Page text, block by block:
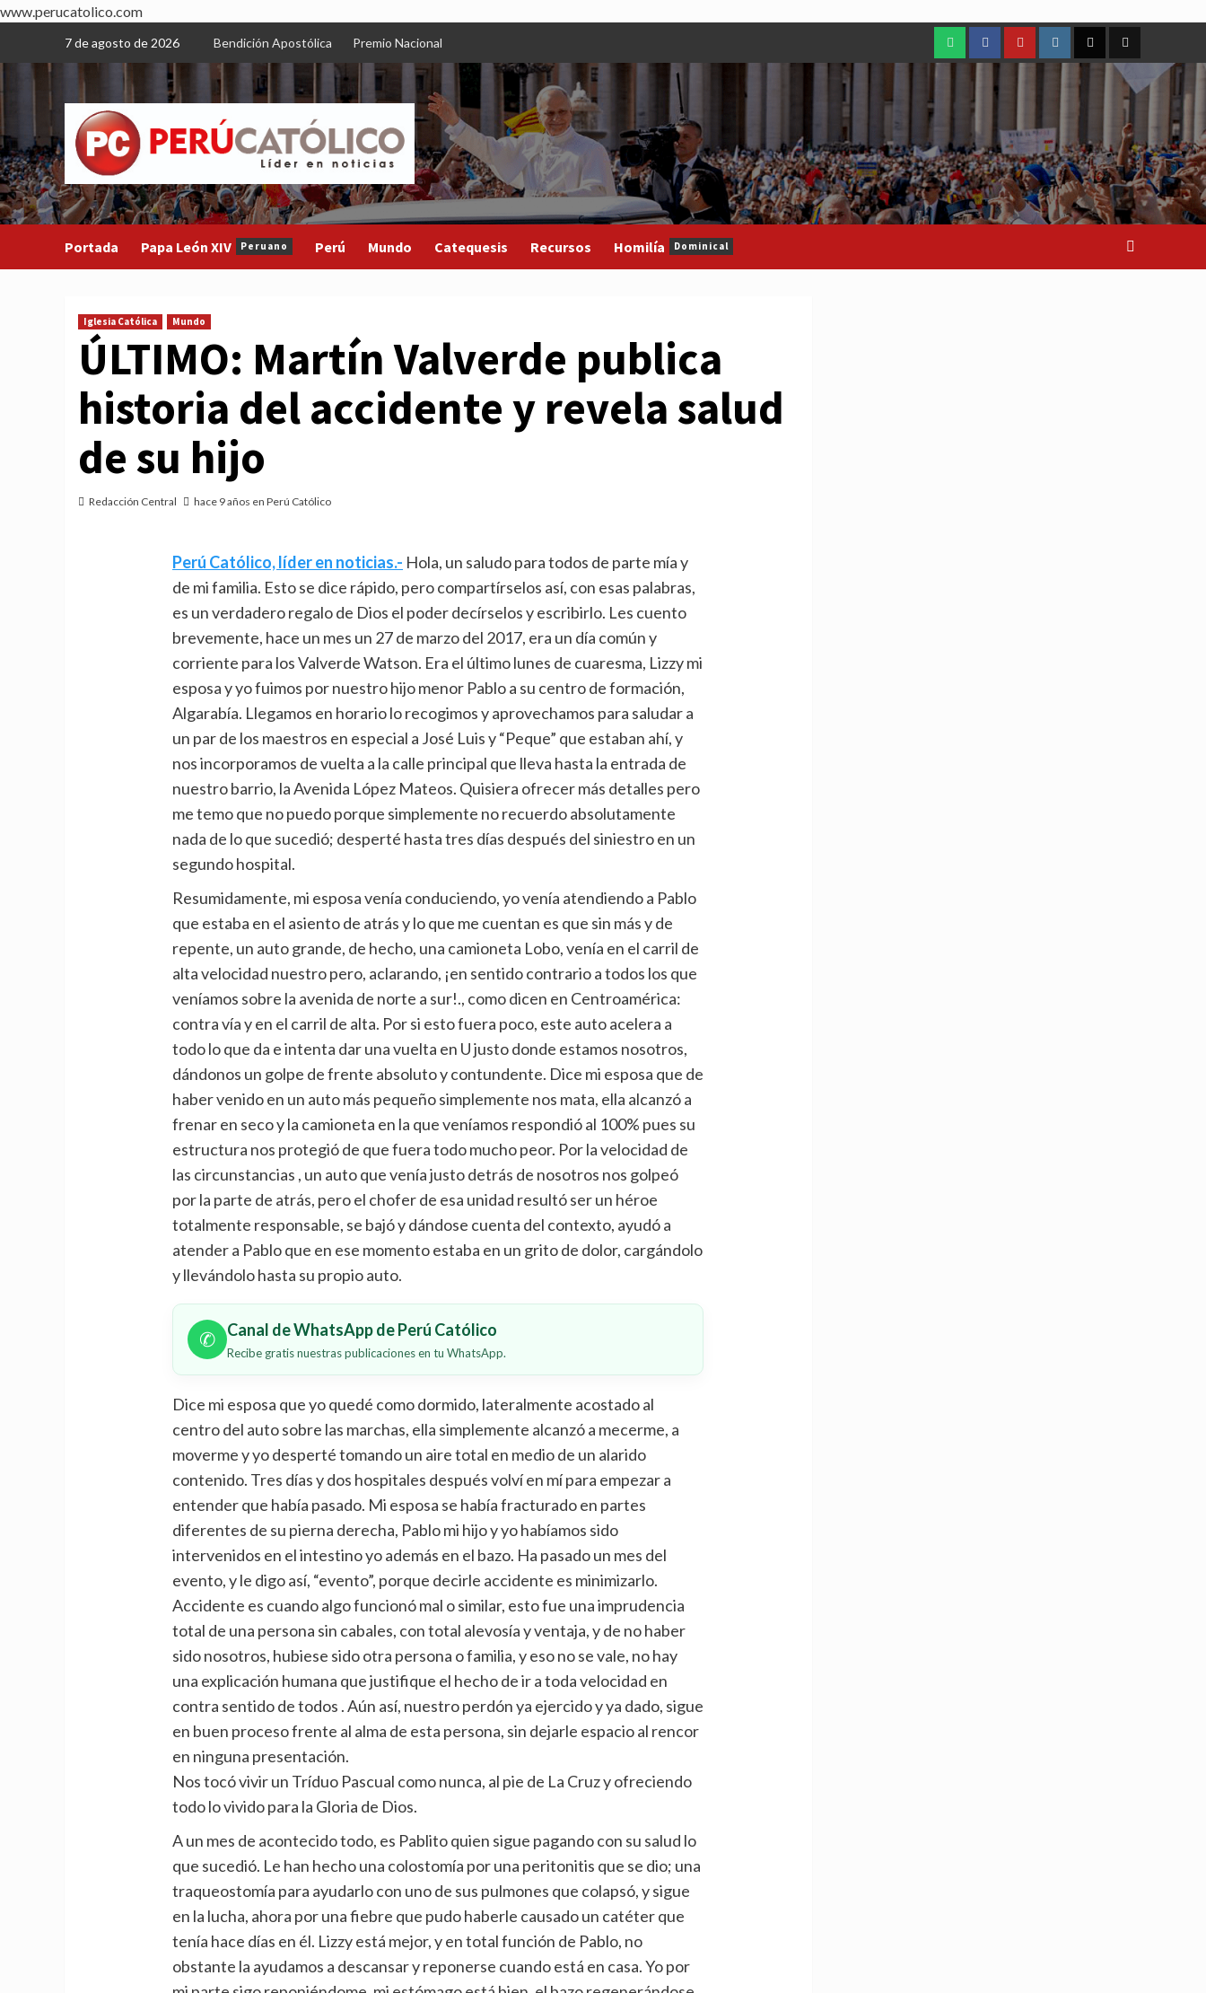
www.perucatolico.com
content
7 de agosto de 2026 Bendición Apostólica Premio Nacional
WhatsAppFacebookYoutubeInstagram
X TikTok
Portada Papa León XIV Peruano Perú Mundo Catequesis Recursos Homilía Dominical
Iglesia Católica Mundo
ÚLTIMO: Martín Valverde publica
historia del accidente y revela salud
de su hijo
Redacción Central hace 9 años en Perú Católico
Perú Católico, líder en noticias.- Hola, un saludo para todos de parte mía y
de mi familia. Esto se dice rápido, pero compartírselos así, con esas palabras,
es un verdadero regalo de Dios el poder decírselos y escribirlo. Les cuento
brevemente, hace un mes un 27 de marzo del 2017, era un día común y
corriente para los Valverde Watson. Era el último lunes de cuaresma, Lizzy mi
esposa y yo fuimos por nuestro hijo menor Pablo a su centro de formación,
Algarabía. Llegamos en horario lo recogimos y aprovechamos para saludar a
un par de los maestros en especial a José Luis y “Peque” que estaban ahí, y
nos incorporamos de vuelta a la calle principal que lleva hasta la entrada de
nuestro barrio, la Avenida López Mateos. Quisiera ofrecer más detalles pero
me temo que no puedo porque simplemente no recuerdo absolutamente
nada de lo que sucedió; desperté hasta tres días después del siniestro en un
segundo hospital.
Resumidamente, mi esposa venía conduciendo, yo venía atendiendo a Pablo
que estaba en el asiento de atrás y lo que me cuentan es que sin más y de
repente, un auto grande, de hecho, una camioneta Lobo, venía en el carril de
alta velocidad nuestro pero, aclarando, ¡en sentido contrario a todos los que
veníamos sobre la avenida de norte a sur!., como dicen en Centroamérica:
contra vía y en el carril de alta. Por si esto fuera poco, este auto acelera a
todo lo que da e intenta dar una vuelta en U justo donde estamos nosotros,
dándonos un golpe de frente absoluto y contundente. Dice mi esposa que de
haber venido en un auto más pequeño simplemente nos mata, ella alcanzó a
frenar en seco y la camioneta en la que veníamos respondió al 100% pues su
estructura nos protegió de que fuera todo mucho peor. Por la velocidad de
las circunstancias , un auto que venía justo detrás de nosotros nos golpeó
por la parte de atrás, pero el chofer de esa unidad resultó ser un héroe
totalmente responsable, se bajó y dándose cuenta del contexto, ayudó a
atender a Pablo que en ese momento estaba en un grito de dolor, cargándolo
y llevándolo hasta su propio auto.
✆ Canal de WhatsApp de Perú Católico
Recibe gratis nuestras publicaciones en tu WhatsApp.
Dice mi esposa que yo quedé como dormido, lateralmente acostado al
centro del auto sobre las marchas, ella simplemente alcanzó a mecerme, a
moverme y yo desperté tomando un aire total en medio de un alarido
contenido. Tres días y dos hospitales después volví en mí para empezar a
entender que había pasado. Mi esposa se había fracturado en partes
diferentes de su pierna derecha, Pablo mi hijo y yo habíamos sido
intervenidos en el intestino yo además en el bazo. Ha pasado un mes del
evento, y le digo así, “evento”, porque decirle accidente es minimizarlo.
Accidente es cuando algo funcionó mal o similar, esto fue una imprudencia
total de una persona sin cabales, con total alevosía y ventaja, y de no haber
sido nosotros, hubiese sido otra persona o familia, y eso no se vale, no hay
una explicación humana que justifique el hecho de ir a toda velocidad en
contra sentido de todos . Aún así, nuestro perdón ya ejercido y ya dado, sigue
en buen proceso frente al alma de esta persona, sin dejarle espacio al rencor
en ninguna presentación.
Nos tocó vivir un Tríduo Pascual como nunca, al pie de La Cruz y ofreciendo
todo lo vivido para la Gloria de Dios.
A un mes de acontecido todo, es Pablito quien sigue pagando con su salud lo
que sucedió. Le han hecho una colostomía por una peritonitis que se dio; una
traqueostomía para ayudarlo con uno de sus pulmones que colapsó, y sigue
en la lucha, ahora por una fiebre que pudo haberle causado un catéter que
tenía hace días en él. Lizzy está mejor, y en total función de Pablo, no
obstante la ayudamos a descansar y reponerse cuando está en casa. Yo por